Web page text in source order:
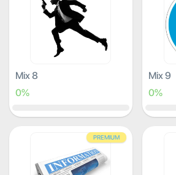
Mix 8
0%
Mix 9
0%
PREMIUM